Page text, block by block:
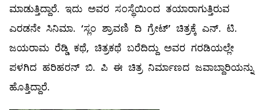
ಮಾಡುತ್ತಿದ್ದಾರೆ. ಇದು ಅವರ ಸಂಸ್ಥೆಯಿಂದ ತಯಾರಾಗುತ್ತಿರುವ
ಎರಡನೇ ಸಿನಿಮಾ. ‘ಸ್ಲಂ ಶ್ರಾವಣಿ ದಿ ಗ್ರೇಟ್’ ಚಿತ್ರಕ್ಕೆ ಎನ್. ಟಿ.
ಜಯರಾಮ ರೆಡ್ಡಿ ಕಥೆ, ಚಿತ್ರಕಥೆ ಬರೆದಿದ್ದು ಅವರ ಗರಡಿಯಲ್ಲೇ
ಪಳಗಿದ ಹರಿಹರನ್ ಬಿ. ಪಿ ಈ ಚಿತ್ರ ನಿರ್ಮಾಣದ ಜವಾಬ್ದಾರಿಯನ್ನು
ಹೊತ್ತಿದ್ದಾರೆ.